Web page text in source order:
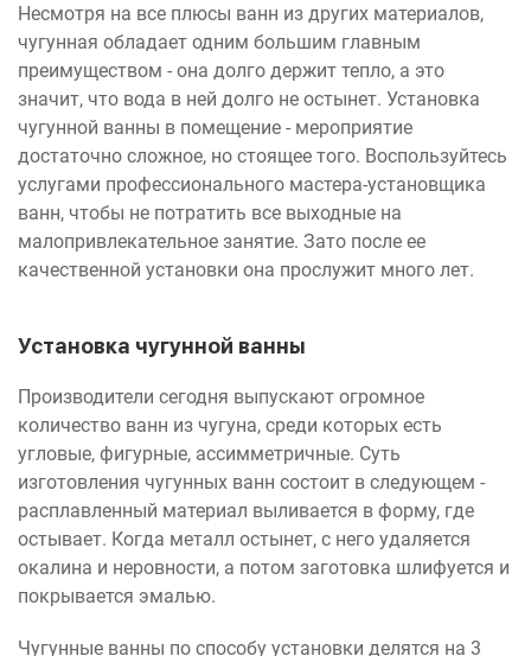
Несмотря на все плюсы ванн из других материалов,
чугунная обладает одним большим главным
преимуществом - она долго держит тепло, а это
значит, что вода в ней долго не остынет. Установка
чугунной ванны в помещение - мероприятие
достаточно сложное, но стоящее того. Воспользуйтесь
услугами профессионального мастера-установщика
ванн, чтобы не потратить все выходные на
малопривлекательное занятие. Зато после ее
качественной установки она прослужит много лет.
Установка чугунной ванны
Производители сегодня выпускают огромное
количество ванн из чугуна, среди которых есть
угловые, фигурные, ассимметричные. Суть
изготовления чугунных ванн состоит в следующем -
расплавленный материал выливается в форму, где
остывает. Когда металл остынет, с него удаляется
окалина и неровности, а потом заготовка шлифуется и
покрывается эмалью.
Чугунные ванны по способу установки делятся на 3